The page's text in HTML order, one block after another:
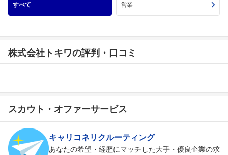
すべて 営業
株式会社トキワの評判・口コミ
スカウト・オファーサービス
キャリコネリクルーティング
あなたの希望・経歴にマッチした大手・優良企業の求